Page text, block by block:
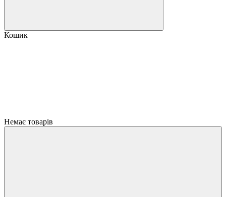
Кошик
Немає товарів